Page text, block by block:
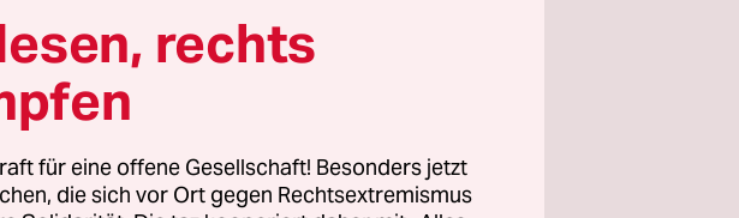
gingen in Berlin
auf die Straße.
IG BCE und die
Streit über die Zukunft
rechts
für eine offene Gesellschaft! Besonders jetzt
die sich vor Ort gegen Rechtsextremismus